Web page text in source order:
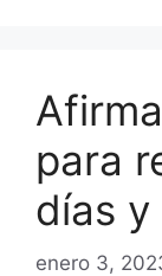
para
días
enero 3,